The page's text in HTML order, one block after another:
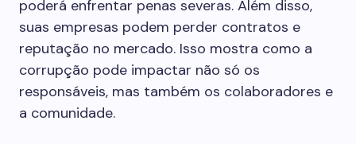
poderá enfrentar penas severas. Além disso,
suas empresas podem perder contratos e
reputação no mercado. Isso mostra como a
corrupção pode impactar não só os
responsáveis, mas também os colaboradores e
a comunidade.